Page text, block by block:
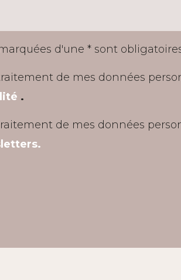
d'une * sont
de mes données
.
de mes données